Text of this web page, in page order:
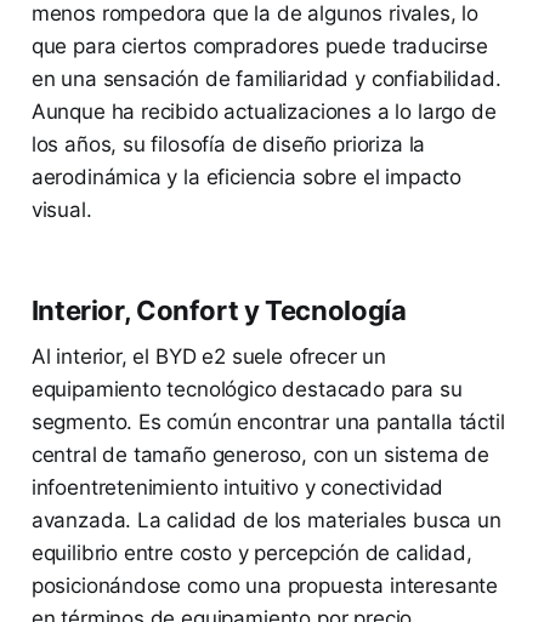
menos rompedora que la de algunos rivales, lo
que para ciertos compradores puede traducirse
en una sensación de familiaridad y confiabilidad.
Aunque ha recibido actualizaciones a lo largo de
los años, su filosofía de diseño prioriza la
aerodinámica y la eficiencia sobre el impacto
visual.
Interior, Confort y Tecnología
Al interior, el BYD e2 suele ofrecer un
equipamiento tecnológico destacado para su
segmento. Es común encontrar una pantalla táctil
central de tamaño generoso, con un sistema de
infoentretenimiento intuitivo y conectividad
avanzada. La calidad de los materiales busca un
equilibrio entre costo y percepción de calidad,
posicionándose como una propuesta interesante